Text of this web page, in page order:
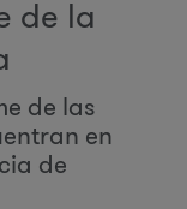
de la
de las
en
de